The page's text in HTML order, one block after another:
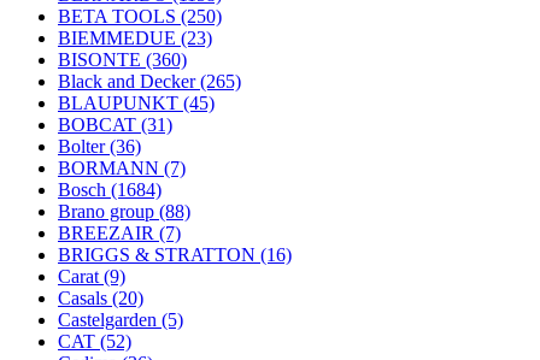
BETA TOOLS (250)
BIEMMEDUE (23)
BISONTE (360)
Black and Decker(265)
BLAUPUNKT (45)
BOBCAT (31)
Bolter(36)
BORMANN (7)
Bosch (1684)
Brano group (88)
BREEZAIR (7)
BRIGGS & STRATTON (16)
Carat (9)
Casals (20)
Castelgarden (5)
CAT (52)